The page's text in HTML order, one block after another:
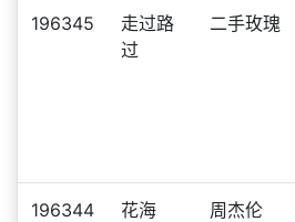
196345
走过路
过
二手玫瑰
196344 花海 周杰伦